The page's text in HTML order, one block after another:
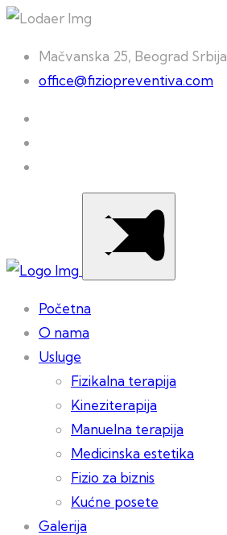
Mačvanska 25, Beograd Srbija
office@fiziopreventiva.com
Početna
O nama
Usluge
Fizikalna terapija
Kineziterapija
Manuelna terapija
Medicinska estetika
Fizio za biznis
Kućne posete
Galerija